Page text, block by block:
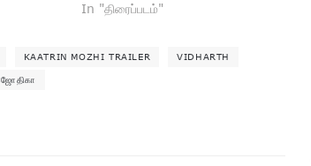
In "திரைப்படம்"
KAATRIN MOZHI TRAILER VIDHARTH
ஜோதிகா